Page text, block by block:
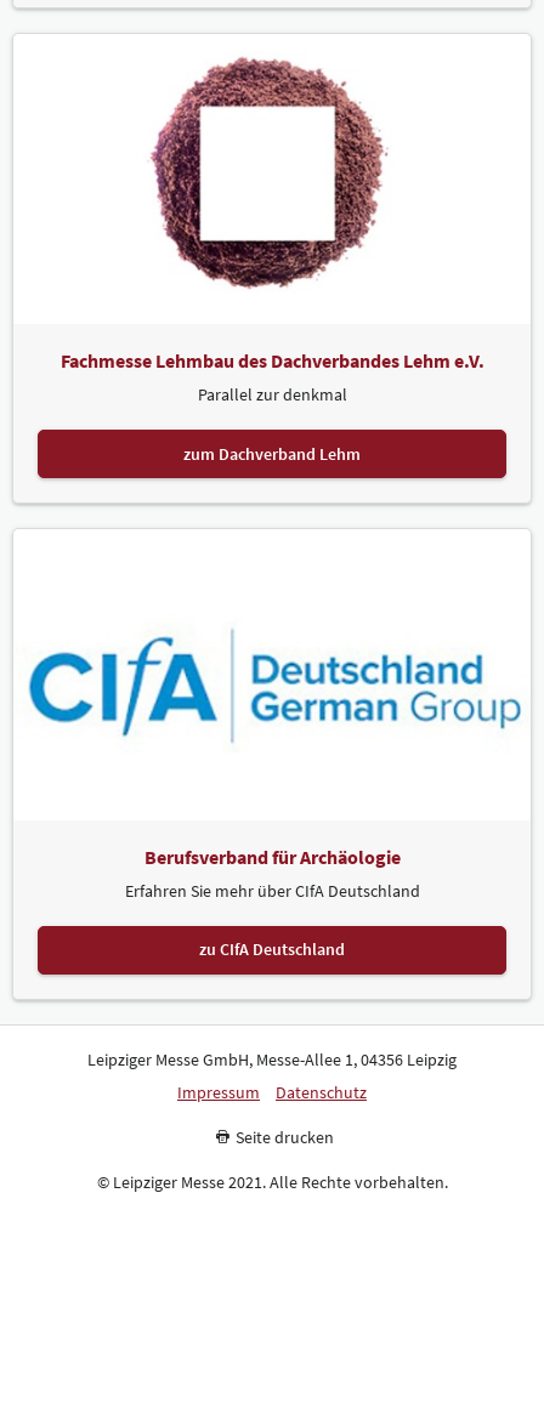
Fachmesse Lehmbau des Dachverbandes Lehm e.V.
Parallel zur denkmal
zum Dachverband Lehm
Berufsverband für Archäologie
Erfahren Sie mehr über CIfA Deutschland
zu CIfA Deutschland
Leipziger Messe GmbH, Messe-Allee 1, 04356 Leipzig
Impressum
Datenschutz
Seite drucken
© Leipziger Messe 2021. Alle Rechte vorbehalten.